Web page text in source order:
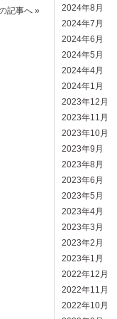
記事へ »
2024年8月
2024年7月
2024年6月
2024年5月
2024年4月
2024年1月
2023年12月
2023年11月
2023年10月
2023年9月
2023年8月
2023年6月
2023年5月
2023年4月
2023年3月
2023年2月
2023年1月
2022年12月
2022年11月
2022年10月